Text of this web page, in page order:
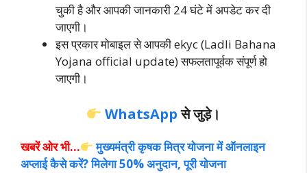
चुकी है और आपकी जानकारी 24 घंटे में अपडेट कर दी
जाएगी।
इस प्रकार मोबाइल से आपकी ekyc (Ladli Bahana
Yojana official update) सफलतापूर्वक संपूर्ण हो
जाएगी।
WhatsAppसे जुड़े।
खबरें ओर भी…
मुख्यमंत्री कृषक मित्र योजना में ऑनलाइन
अप्लाई कैसे करें? मिलेगा 50% अनुदान, पूरी योजना